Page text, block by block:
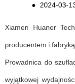
● 2024-03-
Xiamen Huaner
producentem i
Prowadnica do
wyjątkowej